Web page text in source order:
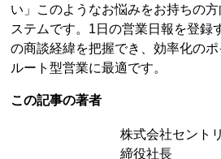
い」このようなお悩みをお持ちの
ステムです。1日の営業日報を登録
の商談経緯を把握でき、効率化のポ
ルート型営業に最適です。
この記事の著者
株式会社セント
締役社長